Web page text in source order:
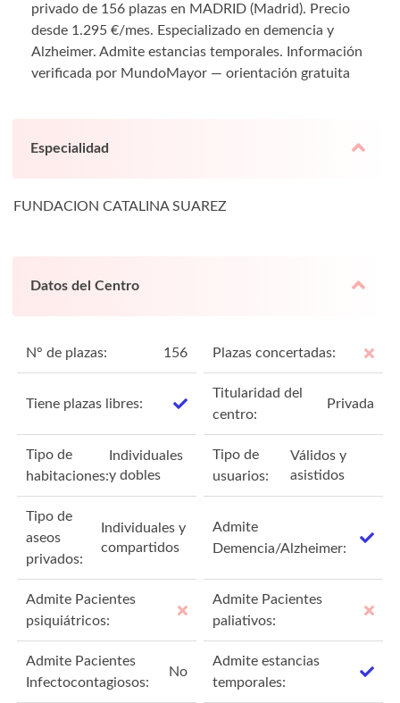
privado de 156 plazas en MADRID (Madrid). Precio
desde 1.295 €/mes. Especializado en demencia y
Alzheimer. Admite estancias temporales. Información
verificada por MundoMayor — orientación gratuita
Especialidad
FUNDACION CATALINA SUAREZ
Datos del Centro
N° de plazas: 156 Plazas concertadas:
Tiene plazas libres:
Titularidad del
centro:
Privada
Tipo de
habitaciones:
Individuales
y dobles
Tipo de
usuarios:
Válidos y
asistidos
Tipo de
aseos
privados:
Individuales y
compartidos
Admite
Demencia/Alzheimer:
Admite Pacientes
psiquiátricos:
Admite Pacientes
paliativos:
Admite Pacientes
Infectocontagiosos:
No
Admite estancias
temporales: